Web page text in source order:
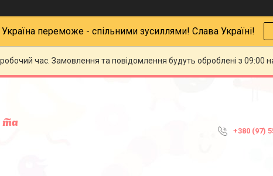
Україна переможе - спільними зусиллями! Слава Україні!
час. Замовлення та повідомлення будуть оброблені з 09:00
та
+380 (97)